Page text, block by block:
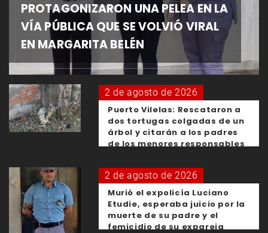
PROTAGONIZARON UNA PELEA EN LA
VÍA PÚBLICA QUE SE VOLVIÓ VIRAL
EN MARGARITA BELÉN
2 de agosto de 2026
Puerto Vilelas: Rescataron a
dos tortugas colgadas de un
árbol y citarán a los padres
de los menores responsables
2 de agosto de 2026
Murió el expolicía Luciano
Etudie, esperaba juicio por la
muerte de su padre y el
femicidio de su expareja